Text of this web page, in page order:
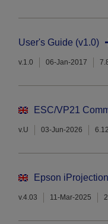
User's Guide (v1.0)
v.1.0 06-Jan-2017
ESC/VP21
v.U 03-Jun-2026
Epson
v.4.03 11-Mar-2025